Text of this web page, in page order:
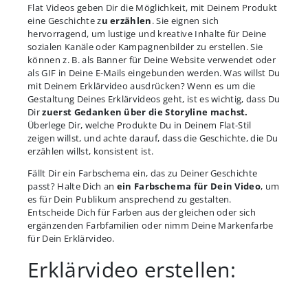
Flat Videos geben Dir die Möglichkeit, mit Deinem Produkt
eine Geschichte zu erzählen. Sie eignen sich
hervorragend, um lustige und kreative Inhalte für Deine
sozialen Kanäle oder Kampagnenbilder zu erstellen. Sie
können z. B. als Banner für Deine Website verwendet oder
als GIF in Deine E-Mails eingebunden werden. Was willst Du
mit Deinem Erklärvideo ausdrücken? Wenn es um die
Gestaltung Deines Erklärvideos geht, ist es wichtig, dass Du
Dirzuerst Gedanken über die Storyline machst.
Überlege Dir, welche Produkte Du in Deinem Flat-Stil
zeigen willst, und achte darauf, dass die Geschichte, die Du
erzählen willst, konsistent ist.
Fällt Dir ein Farbschema ein, das zu Deiner Geschichte
passt? Halte Dich an ein Farbschema für Dein Video, um
es für Dein Publikum ansprechend zu gestalten.
Entscheide Dich für Farben aus der gleichen oder sich
ergänzenden Farbfamilien oder nimm Deine Markenfarbe
für Dein Erklärvideo.
Erklärvideo erstellen: